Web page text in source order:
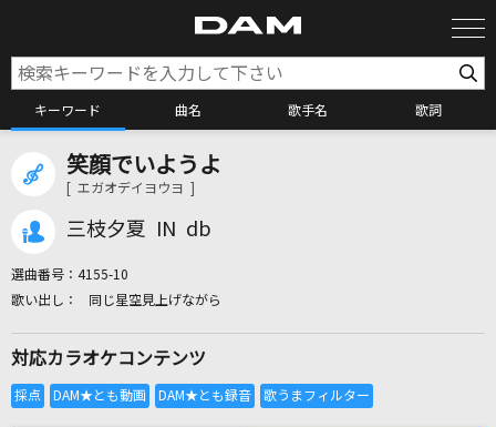
キーワード 曲名 歌手名 歌詞
カラオケ検索
全国りれき
笑顔でいようよ
[ エガオデイヨウヨ ]
三枝夕夏 IN db
選曲番号： 4155-10
同じ星空見上げながら
対応カラオケコンテンツ